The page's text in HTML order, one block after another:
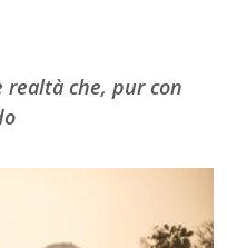
realtà che, pur con